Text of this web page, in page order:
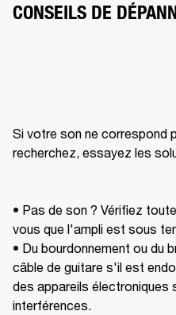
CONSEILS DE
Si votre son ne correspond
recherchez, essayez les
• Pas de son ? Vérifiez
vous que l'ampli est sous
• Du bourdonnement ou du
câble de guitare s'il est
des appareils électroniques
interférences.